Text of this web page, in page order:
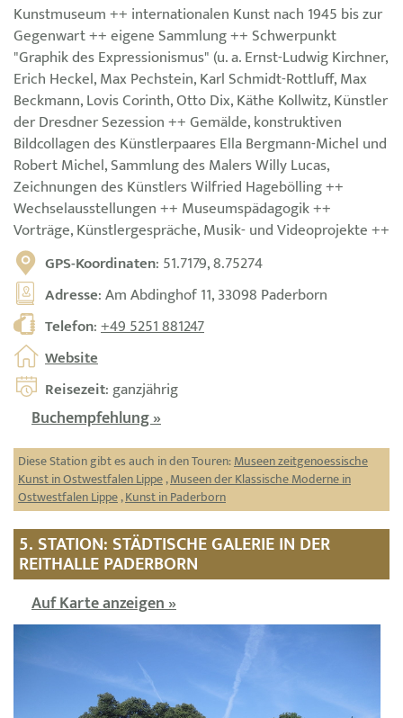
Kunstmuseum ++ internationalen Kunst nach 1945 bis zur
Gegenwart ++ eigene Sammlung ++ Schwerpunkt
"Graphik des Expressionismus" (u. a. Ernst-Ludwig Kirchner,
Erich Heckel, Max Pechstein, Karl Schmidt-Rottluff, Max
Beckmann, Lovis Corinth, Otto Dix, Käthe Kollwitz, Künstler
der Dresdner Sezession ++ Gemälde, konstruktiven
Bildcollagen des Künstlerpaares Ella Bergmann-Michel und
Robert Michel, Sammlung des Malers Willy Lucas,
Zeichnungen des Künstlers Wilfried Hagebölling ++
Wechselausstellungen ++ Museumspädagogik ++
Vorträge, Künstlergespräche, Musik- und Videoprojekte ++
GPS-Koordinaten: 51.7179, 8.75274
Adresse: Am Abdinghof 11, 33098 Paderborn
Telefon:+49 5251 881247
Website
Reisezeit: ganzjährig
Buchempfehlung »
Diese Station gibt es auch in den Touren:Museen zeitgenoessische
Kunst in Ostwestfalen Lippe,Museen der Klassische Moderne in
Ostwestfalen Lippe,Kunst in Paderborn
5. STATION: STÄDTISCHE GALERIE IN DER
REITHALLE PADERBORN
Auf Karte anzeigen »